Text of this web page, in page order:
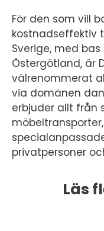
För den som vill
kostnadseffektiv
Sverige, med
Östergötland, är
välrenommerat
via domänen
erbjuder allt från
privatpersoner
Läs